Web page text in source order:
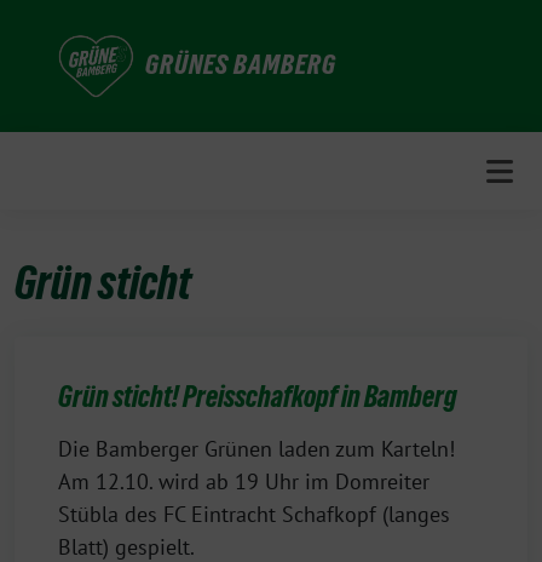
GRÜNES BAMBERG
Grün sticht
Grün sticht! Preisschafkopf in Bamberg
Die Bamberger Grünen laden zum Karteln!
Am 12.10. wird ab 19 Uhr im Domreiter
Stübla des FC Eintracht Schafkopf (langes
Blatt) gespielt.